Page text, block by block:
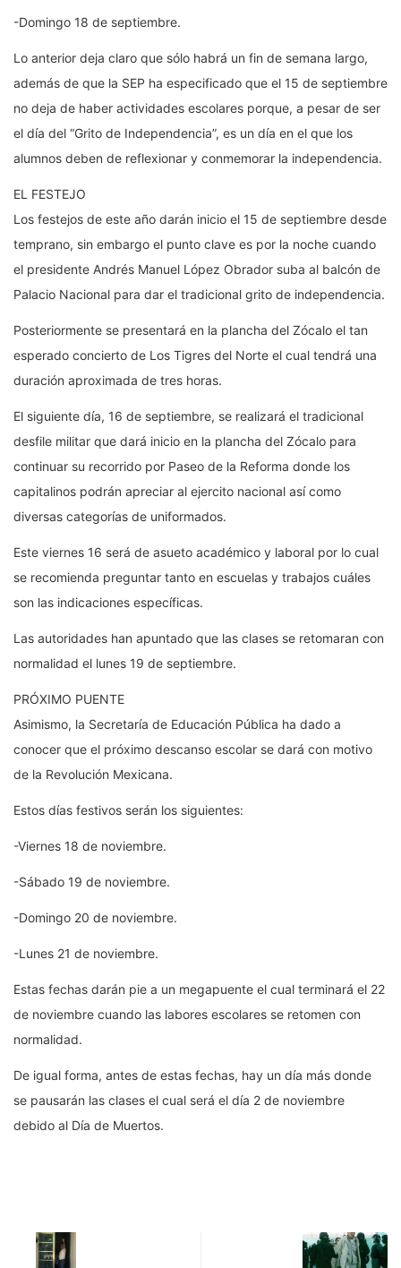
-Domingo 18 de septiembre.
Lo anterior deja claro que sólo habrá un fin de semana largo,
además de que la SEP ha especificado que el 15 de septiembre
no deja de haber actividades escolares porque, a pesar de ser
el día del “Grito de Independencia”, es un día en el que los
alumnos deben de reflexionar y conmemorar la independencia.
EL FESTEJO
Los festejos de este año darán inicio el 15 de septiembre desde
temprano, sin embargo el punto clave es por la noche cuando
el presidente Andrés Manuel López Obrador suba al balcón de
Palacio Nacional para dar el tradicional grito de independencia.
Posteriormente se presentará en la plancha del Zócalo el tan
esperado concierto de Los Tigres del Norte el cual tendrá una
duración aproximada de tres horas.
El siguiente día, 16 de septiembre, se realizará el tradicional
desfile militar que dará inicio en la plancha del Zócalo para
continuar su recorrido por Paseo de la Reforma donde los
capitalinos podrán apreciar al ejercito nacional así como
diversas categorías de uniformados.
Este viernes 16 será de asueto académico y laboral por lo cual
se recomienda preguntar tanto en escuelas y trabajos cuáles
son las indicaciones específicas.
Las autoridades han apuntado que las clases se retomaran con
normalidad el lunes 19 de septiembre.
PRÓXIMO PUENTE
Asimismo, la Secretaría de Educación Pública ha dado a
conocer que el próximo descanso escolar se dará con motivo
de la Revolución Mexicana.
Estos días festivos serán los siguientes:
-Viernes 18 de noviembre.
-Sábado 19 de noviembre.
-Domingo 20 de noviembre.
-Lunes 21 de noviembre.
Estas fechas darán pie a un megapuente el cual terminará el 22
de noviembre cuando las labores escolares se retomen con
normalidad.
De igual forma, antes de estas fechas, hay un día más donde
se pausarán las clases el cual será el día 2 de noviembre
debido al Día de Muertos.